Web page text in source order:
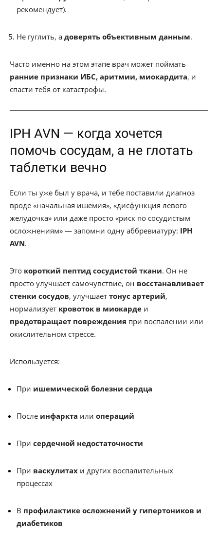
рекомендует).
Не гуглить, а доверять объективным данным.
Часто именно на этом этапе врач может поймать
ранние признаки ИБС, аритмии, миокардита, и
спасти тебя от катастрофы.
IPH AVN — когда хочется
помочь сосудам, а не глотать
таблетки вечно
Если ты уже был у врача, и тебе поставили диагноз
вроде «начальная ишемия», «дисфункция левого
желудочка» или даже просто «риск по сосудистым
осложнениям» — запомни одну аббревиатуру: IPH
AVN.
Это короткий пептид сосудистой ткани. Он не
просто улучшает самочувствие, он восстанавливает
стенки сосудов, улучшает тонус артерий,
нормализует кровоток в миокарде и
предотвращает повреждения при воспалении или
окислительном стрессе.
Используется:
При ишемической болезни сердца
После инфаркта или операций
При сердечной недостаточности
При васкулитах и других воспалительных
процессах
В профилактике осложнений у гипертоников и
диабетиков